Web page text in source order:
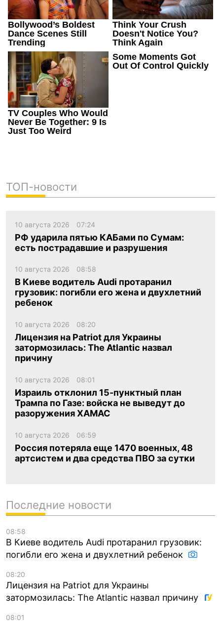
ТОП-новости
10 августа 2026 07:24
РФ ударила пятью КАБами по Сумам:
есть пострадавшие и разрушения
10 августа 2026 08:58
В Киеве водитель Audi протаранил
грузовик: погибли его жена и двухлетний
ребенок
10 августа 2026 08:20
Лицензия на Patriot для Украины
затормозилась: The Atlantic назвал
причину
10 августа 2026 08:01
Израиль отклонил 15-пунктный план
Трампа по Газе: войска не выведут до
разоружения ХАМАС
10 августа 2026 06:59
Россия потеряла еще 1470 военных, 48
артсистем и два средства ПВО за сутки
Последние новости
08:58
В Киеве водитель Audi протаранил грузовик:
погибли его жена и двухлетний ребенок
08:20
Лицензия на Patriot для Украины
затормозилась: The Atlantic назвал причину
08:01